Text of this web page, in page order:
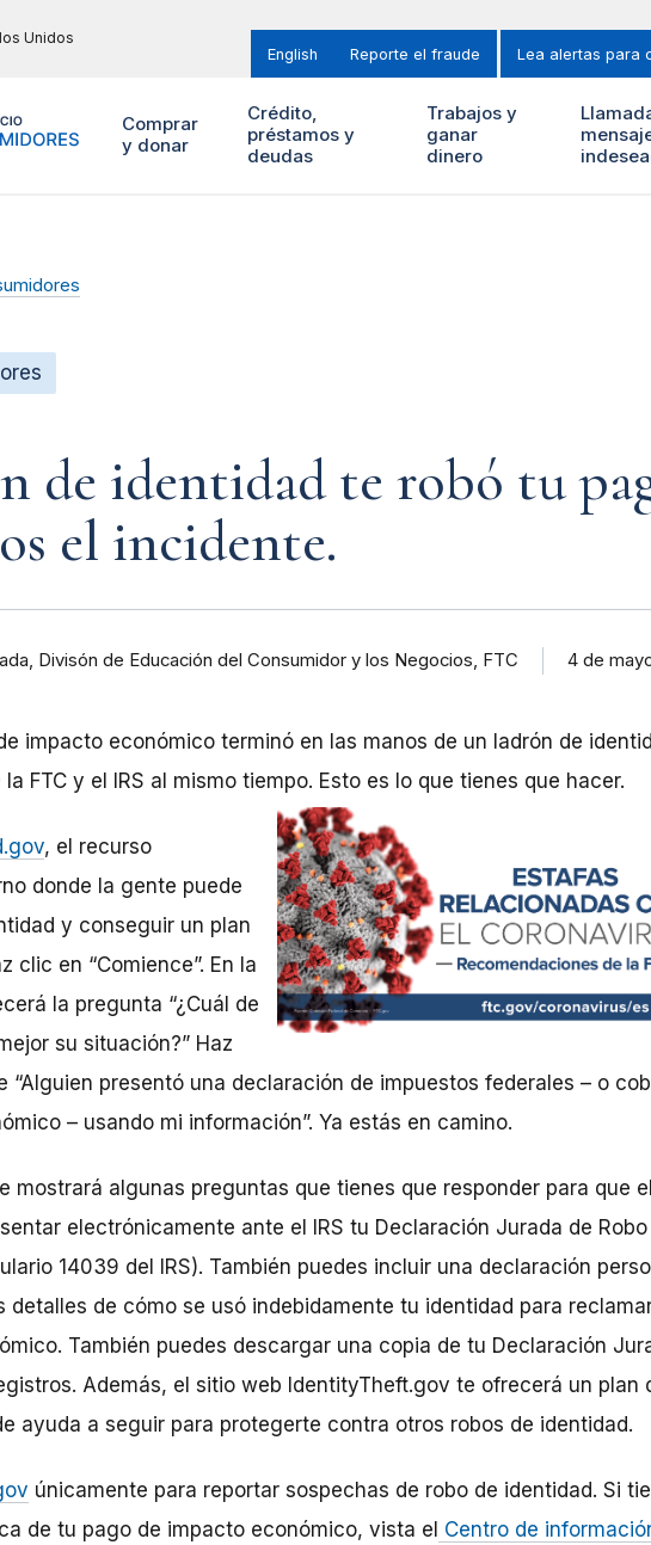
Unidos
English Reporte el fraude Lea alertas para
Comprar
y donar
Crédito,
préstamos y
deudas
Trabajos y
ganar
dinero
de identidad te robó tu
el incidente.
Divisón de Educación del Consumidor y los Negocios, FTC 4 de
impacto económico terminó en las manos de un ladrón de
FTC y el IRS al mismo tiempo. Esto es lo que tienes que hacer.
, el recurso
donde la gente puede
y conseguir un plan
clic en “Comience”. En la
la pregunta “¿Cuál de
su situación?” Haz
“Alguien presentó una declaración de impuestos federales – o
– usando mi información”. Ya estás en camino.
mostrará algunas preguntas que tienes que responder para que
electrónicamente ante el IRS tu Declaración Jurada de Robo
14039 del IRS). También puedes incluir una declaración
detalles de cómo se usó indebidamente tu identidad para
También puedes descargar una copia de tu Declaración
Además, el sitio web IdentityTheft.gov te ofrecerá un plan
ayuda a seguir para protegerte contra otros robos de identidad.
únicamente para reportar sospechas de robo de identidad. Si
de tu pago de impacto económico, vista el Centro de